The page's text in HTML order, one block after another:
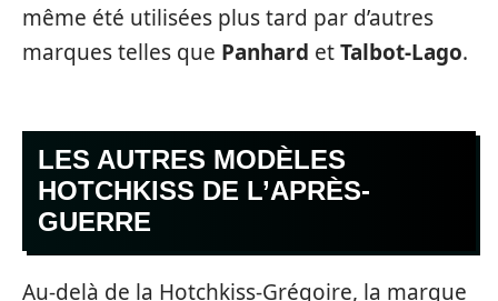
même été utilisées plus tard par d’autres
marques telles que Panhard etTalbot-Lago.
LES AUTRES MODÈLES
HOTCHKISS DE L’APRÈS-
GUERRE
Au-delà de la Hotchkiss-Grégoire, la marque